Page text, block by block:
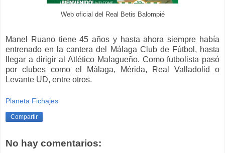
Web oficial del Real Betis Balompié
Manel Ruano tiene 45 años y hasta ahora siempre había
entrenado en la cantera del Málaga Club de Fútbol, hasta
llegar a dirigir al Atlético Malagueño. Como futbolista pasó
por clubes como el Málaga, Mérida, Real Valladolid o
Levante UD, entre otros.
Planeta Fichajes
Compartir
No hay comentarios: